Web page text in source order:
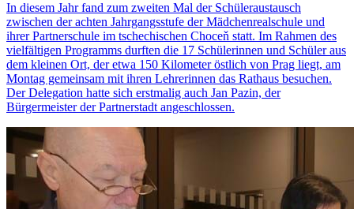
In diesem Jahr fand zum zweiten Mal der Schüleraustausch
zwischen der achten Jahrgangsstufe der Mädchenrealschule und
ihrer Partnerschule im tschechischen Choceň statt. Im Rahmen des
vielfältigen Programms durften die 17 Schülerinnen und Schüler aus
dem kleinen Ort, der etwa 150 Kilometer östlich von Prag liegt, am
Montag gemeinsam mit ihren Lehrerinnen das Rathaus besuchen.
Der Delegation hatte sich erstmalig auch Jan Pazin, der
Bürgermeister der Partnerstadt angeschlossen.